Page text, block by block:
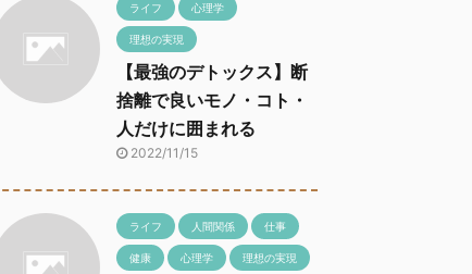
ライフ 心理学
理想の実現
【最強のデトックス】断
捨離で良いモノ・コト・
人だけに囲まれる
2022/11/15
ライフ 人間関係 仕事
健康 心理学 理想の実現